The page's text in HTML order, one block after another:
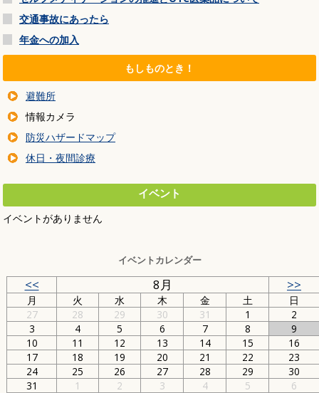
交通事故にあったら
年金への加入
もしものとき！
避難所
情報カメラ
防災ハザードマップ
休日・夜間診療
イベント
イベントがありません
イベントカレンダー
<< 8月 >>
月 火 水 木 金 土
日
27
28 29 30 31 1
2
3
4 5 6 7 8
9
10
11 12 13 14 15
16
17
18 19 20 21 22
23
24
25 26 27 28 29
30
31
1 2 3 4 5 6